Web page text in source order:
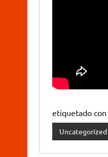
etiquetado con
Uncategorized